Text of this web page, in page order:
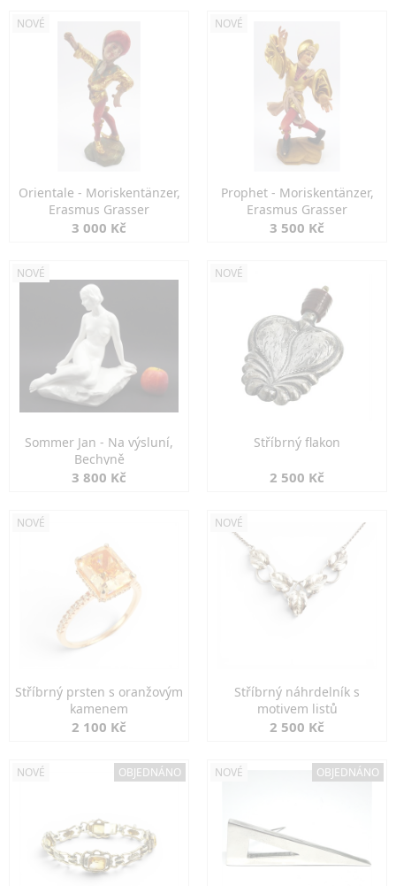
NOVÉ
Orientale - Moriskentänzer,
Erasmus Grasser
3 000 Kč
NOVÉ
Prophet - Moriskentänzer,
Erasmus Grasser
3 500 Kč
NOVÉ
Sommer Jan - Na výsluní,
Bechyně
3 800 Kč
NOVÉ
Stříbrný flakon
2 500 Kč
NOVÉ
Stříbrný prsten s oranžovým
kamenem
2 100 Kč
NOVÉ
Stříbrný náhrdelník s
motivem listů
2 500 Kč
NOVÉ OBJEDNÁNO NOVÉ OBJEDNÁNO